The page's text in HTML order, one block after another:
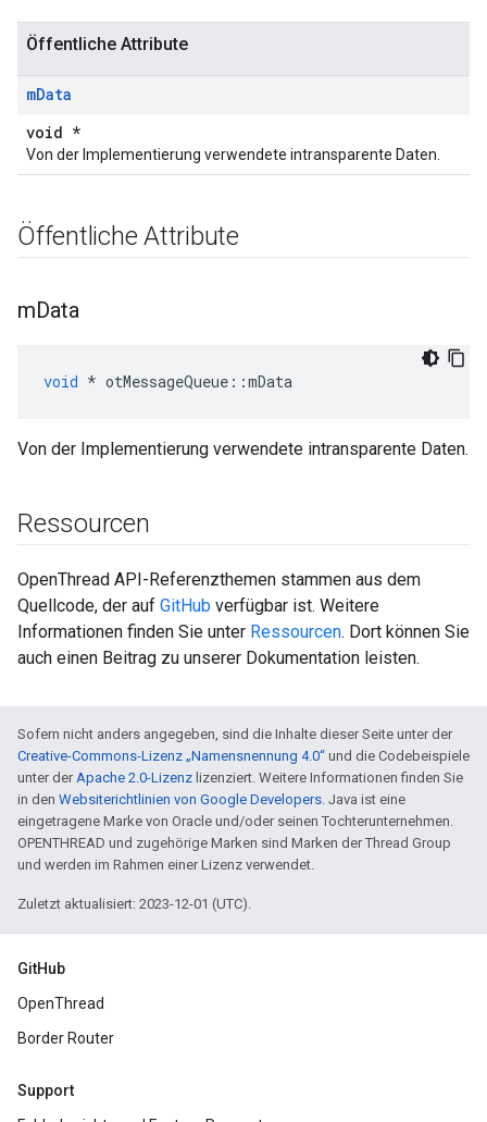
Öffentliche Attribute
mData
void *
Von der Implementierung verwendete intransparente Daten.
Öffentliche Attribute
mData
void * otMessageQueue ::mData
Von der Implementierung verwendete intransparente Daten.
Ressourcen
OpenThread API-Referenzthemen stammen aus dem
Quellcode, der auf GitHub verfügbar ist. Weitere
Informationen finden Sie unter Ressourcen. Dort können Sie
auch einen Beitrag zu unserer Dokumentation leisten.
Sofern nicht anders angegeben, sind die Inhalte dieser Seite unter der
Creative-Commons-Lizenz „Namensnennung 4.0“ und die Codebeispiele
unter derApache 2.0-Lizenz lizenziert. Weitere Informationen finden Sie
in den Websiterichtlinien von Google Developers. Java ist eine
eingetragene Marke von Oracle und/oder seinen Tochterunternehmen.
OPENTHREAD und zugehörige Marken sind Marken der Thread Group
und werden im Rahmen einer Lizenz verwendet.
Zuletzt aktualisiert: 2023-12-01 (UTC).
GitHub
OpenThread
Border Router
Support